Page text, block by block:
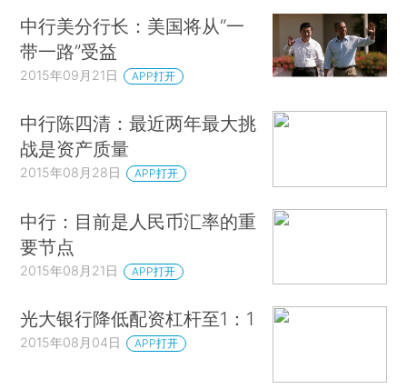
中行美分行长：美国将从“一
带一路”受益
2015年09月21日 APP打开
中行陈四清：最近两年最大挑
战是资产质量
2015年08月28日 APP打开
中行：目前是人民币汇率的重
要节点
2015年08月21日 APP打开
光大银行降低配资杠杆至1：1
2015年08月04日 APP打开